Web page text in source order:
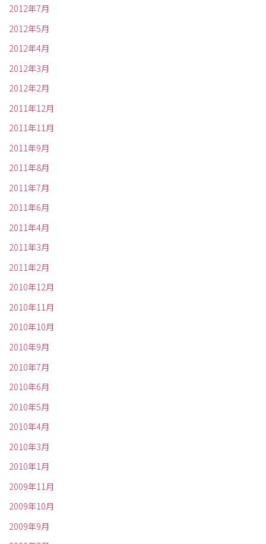
2012年7月
2012年5月
2012年4月
2012年3月
2012年2月
2011年12月
2011年11月
2011年9月
2011年8月
2011年7月
2011年6月
2011年4月
2011年3月
2011年2月
2010年12月
2010年11月
2010年10月
2010年9月
2010年7月
2010年6月
2010年5月
2010年4月
2010年3月
2010年1月
2009年11月
2009年10月
2009年9月